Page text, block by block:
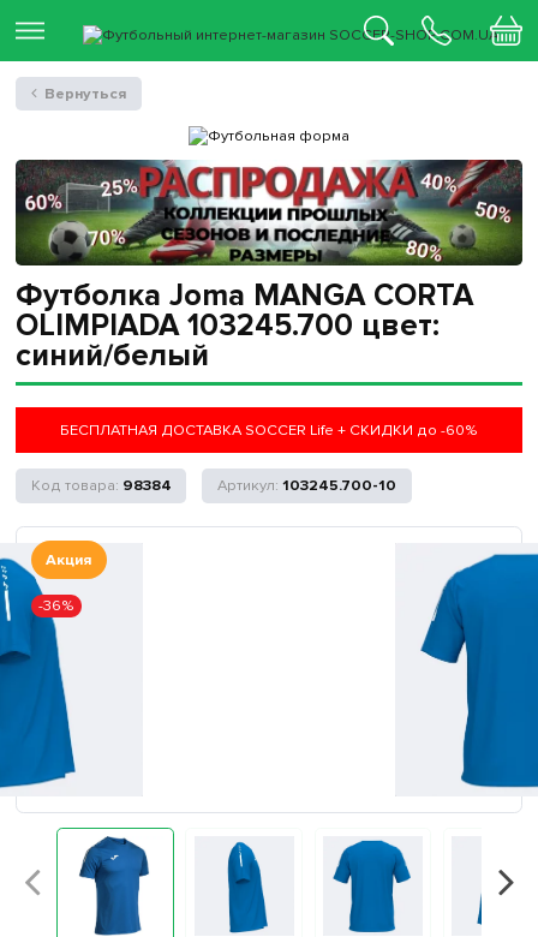
Футболка Joma MANGA CORTA
OLIMPIADA 103245.700 цвет:
синий/белый
БЕСПЛАТНАЯ ДОСТАВКА SOCCER Life + СКИДКИ до -60%
98384 103245.700-10
Акция
-36%
Вернуться